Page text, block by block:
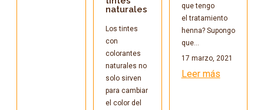
naturales
Los tintes
con
colorantes
naturales no
solo sirven
para cambiar
el color del
que tengo
el tratamiento
henna? Supongo
que…
17 marzo, 2021
Leer más